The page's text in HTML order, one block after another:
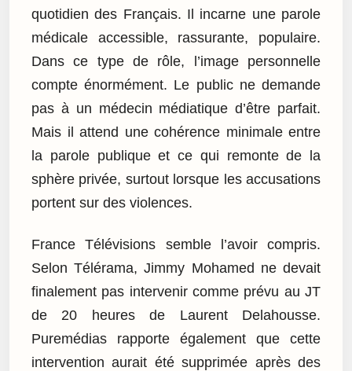
quotidien des Français. Il incarne une parole
médicale accessible, rassurante, populaire.
Dans ce type de rôle, l’image personnelle
compte énormément. Le public ne demande
pas à un médecin médiatique d’être parfait.
Mais il attend une cohérence minimale entre
la parole publique et ce qui remonte de la
sphère privée, surtout lorsque les accusations
portent sur des violences.
France Télévisions semble l’avoir compris.
Selon Télérama, Jimmy Mohamed ne devait
finalement pas intervenir comme prévu au JT
de 20 heures de Laurent Delahousse.
Puremédias rapporte également que cette
intervention aurait été supprimée après des